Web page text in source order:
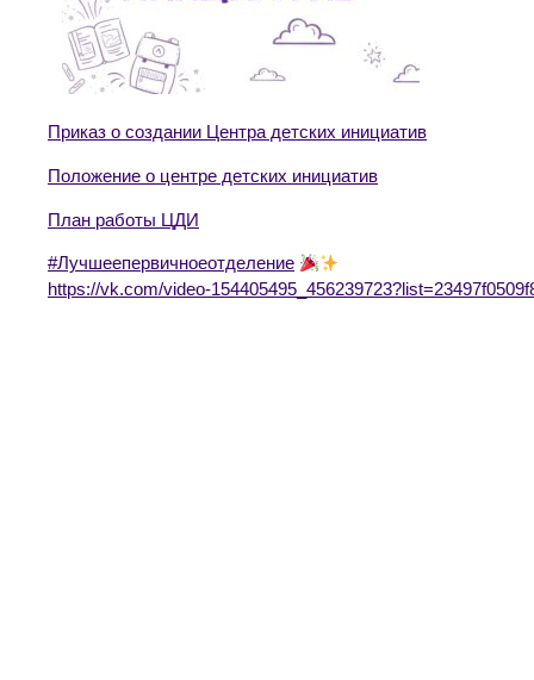
Приказ о создании Центра детских инициатив
Положение о центре детских инициатив
План работы ЦДИ
#Лучшеепервичноеотделение
https://vk.com/video-